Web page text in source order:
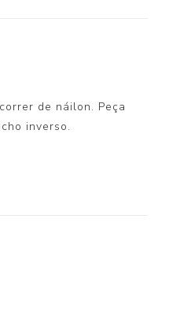
de náilon. Peça
inverso.